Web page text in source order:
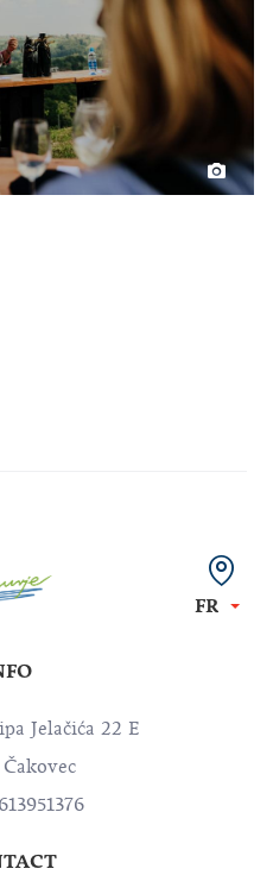
FR
Jelačića 22 E